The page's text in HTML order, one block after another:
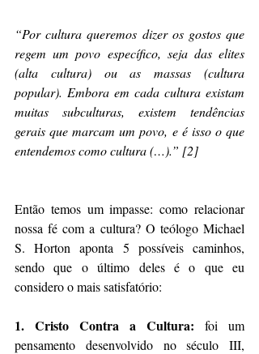
“Por cultura queremos dizer os gostos que
regem um povo específico, seja das elites
(alta cultura) ou as massas (cultura
popular). Embora em cada cultura existam
muitas subculturas, existem tendências
gerais que marcam um povo, e é isso o que
entendemos como cultura (…).” [2]
Então temos um impasse: como relacionar
nossa fé com a cultura? O teólogo Michael
S. Horton aponta 5 possíveis caminhos,
sendo que o último deles é o que eu
considero o mais satisfatório:
1. Cristo Contra a Cultura: foi um
pensamento desenvolvido no século III,